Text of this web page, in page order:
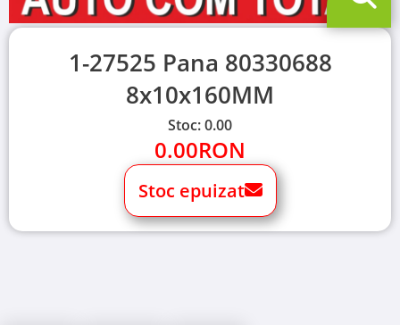
1-27525 Pana 80330688
8x10x160MM
Stoc: 0.00
0.00RON
Stoc epuizat